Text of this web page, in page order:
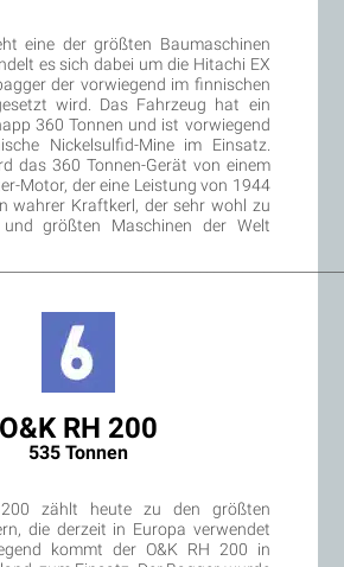
eine der größten Baumaschinen
es sich dabei um die Hitachi EX
der vorwiegend im finnischen
wird. Das Fahrzeug hat ein
360 Tonnen und ist vorwiegend
Nickelsulfid-Mine im Einsatz.
das 360 Tonnen-Gerät von einem
Motor, der eine Leistung von 1944
wahrer Kraftkerl, der sehr wohl zu
größten Maschinen der Welt
O&K RH 200
535 Tonnen
zählt heute zu den größten
die derzeit in Europa verwendet
kommt der O&K RH 200 in